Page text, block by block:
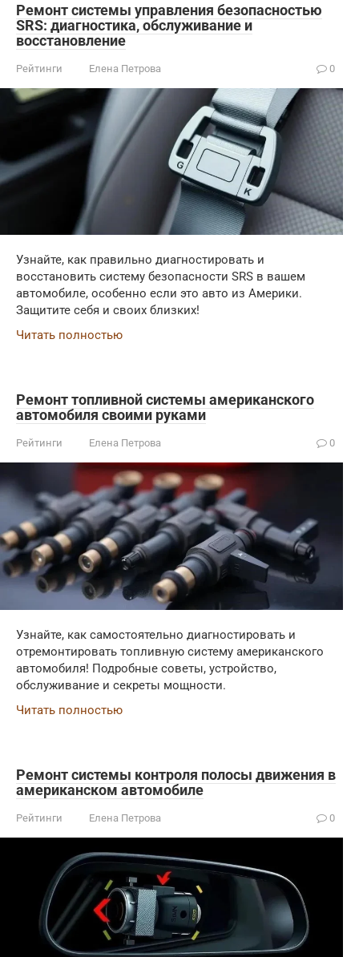
Ремонт системы управления безопасностью
SRS: диагностика, обслуживание и
восстановление
Рейтинги Елена Петрова 0
Узнайте, как правильно диагностировать и
восстановить систему безопасности SRS в вашем
автомобиле, особенно если это авто из Америки.
Защитите себя и своих близких!
Читать полностью
Ремонт топливной системы американского
автомобиля своими руками
Рейтинги Елена Петрова 0
Узнайте, как самостоятельно диагностировать и
отремонтировать топливную систему американского
автомобиля! Подробные советы, устройство,
обслуживание и секреты мощности.
Читать полностью
Ремонт системы контроля полосы движения в
американском автомобиле
Рейтинги Елена Петрова 0